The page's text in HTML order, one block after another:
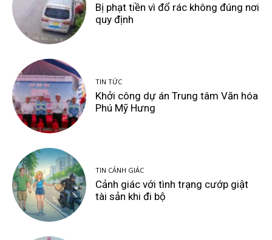
Bị phạt tiền vì đổ rác không đúng nơi
quy định
TIN TỨC
Khởi công dự án Trung tâm Văn hóa
Phú Mỹ Hưng
TIN CẢNH GIÁC
Cảnh giác với tình trạng cướp giật
tài sản khi đi bộ